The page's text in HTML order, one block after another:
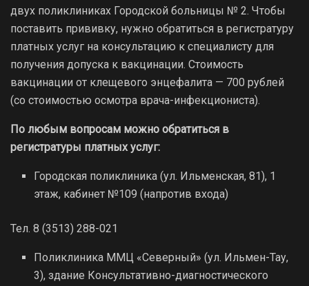
двух поликлиниках Городской больницы № 2. Чтобы
поставить прививку, нужно обратиться в регистратуру
платных услуг на консультацию к специалисту для
получения допуска к вакцинации. Стоимость
вакцинации от клещевого энцефалита — 700 рублей
(со стоимостью осмотра врача-инфекциониста).
По любым вопросам можно обратиться в
регистратуры платных услуг:
Городская поликлиника (ул. Ильменская, 81), 1
этаж, кабинет №109 (напротив входа)
Тел. 8 (3513) 288-021
Поликлиника ММЦ «Северный» (ул. Ильмен-Тау,
3), здание Консультативно-диагностического